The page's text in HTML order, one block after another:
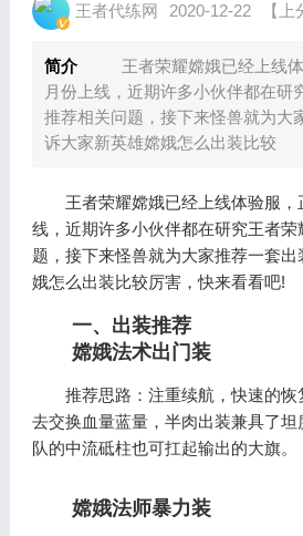
王者代练网 2020-12-22 【上
简介
王者荣耀嫦娥已经上线体
月份上线，近期许多小伙伴都在研
推荐相关问题，接下来怪兽就为大
诉大家新英雄嫦娥怎么出装比较
王者荣耀嫦娥已经上线体验服，
线，近期许多小伙伴都在研究王者
题，接下来怪兽就为大家推荐一套
娥怎么出装比较厉害，快来看看吧!
一、出装推荐
嫦娥法术出门装
推荐思路：注重续航，快速的恢
去交换血量蓝量，半肉出装兼具了
队的中流砥柱也可扛起输出的大旗。
嫦娥法师暴力装